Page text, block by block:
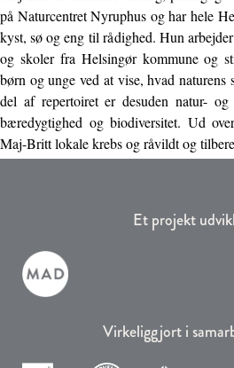
på Naturcentret Nyruphus og har hele
kyst, sø og eng til rådighed. Hun
og skoler fra Helsingør kommune og
børn og unge ved at vise, hvad naturens
del af repertoiret er desuden natur-
bæredygtighed og biodiversitet. Ud
Maj-Britt lokale krebs og råvildt og
Et projekt
Virkeliggjort i